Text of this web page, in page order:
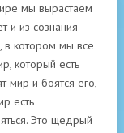
мы вырастаем
и из сознания
в котором мы все
который есть
мир и боятся его,
есть
Это щедрый